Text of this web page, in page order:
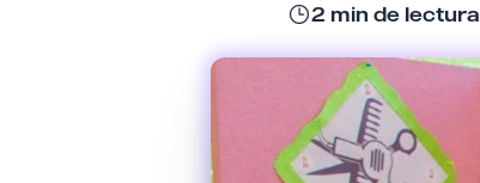
2 min de lectura